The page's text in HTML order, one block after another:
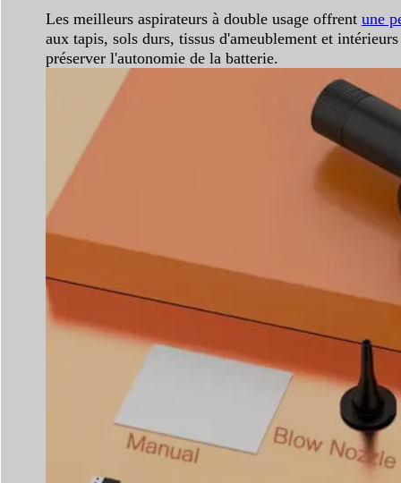
Les meilleurs aspirateurs à double usage offrent une
aux tapis, sols durs, tissus d'ameublement et
préserver l'autonomie de la batterie.